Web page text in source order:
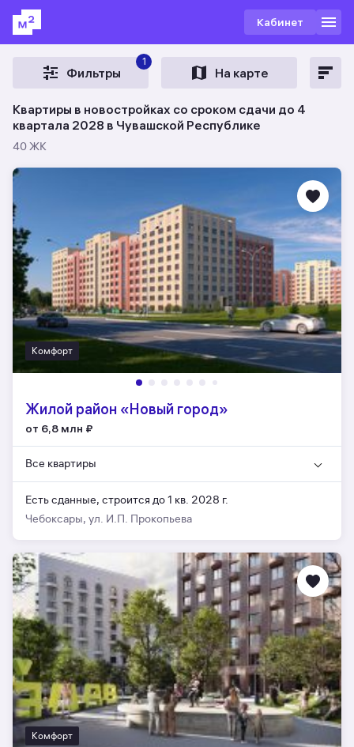
Кабинет
Фильтры
1
На карте
Квартиры в новостройках со сроком сдачи до 4
квартала 2028 в Чувашской Республике
40 ЖК
Комфорт
Жилой район «Новый город»
от 6,8 млн ₽
Все квартиры
Есть сданные, строится до 1 кв. 2028 г.
Чебоксары, ул. И.П. Прокопьева
Комфорт